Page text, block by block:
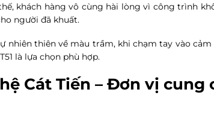
khách hàng vô cùng hài lòng vì công trình
người đã khuất.
nhiên thiên về màu trầm, khi chạm tay vào
là lựa chọn phù hợp.
Cát Tiến – Đơn vị